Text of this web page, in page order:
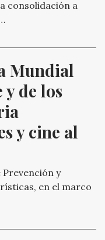
consolidación a
Mundial
de los
y cine al
y
en el marco